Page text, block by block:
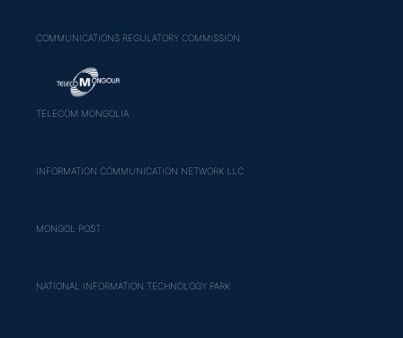
COMMUNICATIONS REGULATORY COMMISSION
TELECOM MONGOLIA
INFORMATION COMMUNICATION NETWORK LLC
MONGOL POST
NATIONAL INFORMATION TECHNOLOGY PARK